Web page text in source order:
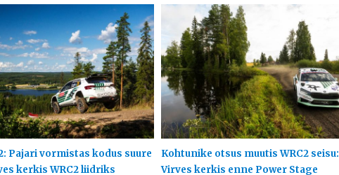
Pajari vormistas kodus suure
kerkis WRC2 liidriks
Kohtunike otsus muutis WRC2 seisu:
Virves kerkis enne Power Stage